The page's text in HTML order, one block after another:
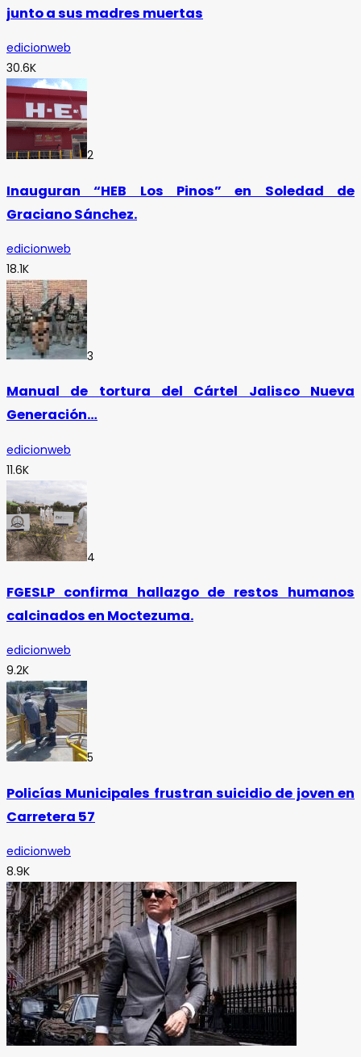
junto a sus madres muertas
edicionweb
30.6K
2
Inauguran “HEB Los Pinos” en Soledad de
Graciano Sánchez.
edicionweb
18.1K
3
Manual de tortura del Cártel Jalisco Nueva
Generación…
edicionweb
11.6K
4
FGESLP confirma hallazgo de restos humanos
calcinados en Moctezuma.
edicionweb
9.2K
5
Policías Municipales frustran suicidio de joven en
Carretera 57
edicionweb
8.9K